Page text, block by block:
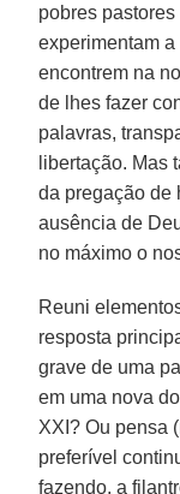
pobres
experimentam
encontrem na
de lhes fazer
palavras,
libertação. Mas
da pregação de
ausência de
no máximo o
Reuni
resposta
grave de uma
em uma nova
XXI? Ou pensa
preferível
fazendo, a